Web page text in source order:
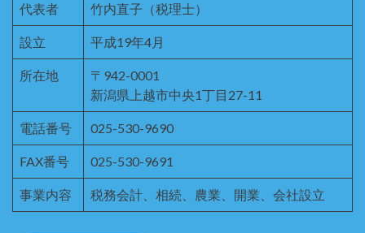
代表者 竹内直子（税理士）
設立 平成19年4月
所在地
〒942-0001
新潟県上越市中央1丁目27-11
電話番号 025-530-9690
FAX番号 025-530-9691
事業内容 税務会計、相続、農業、開業、会社設立